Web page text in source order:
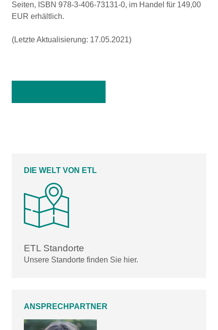
Seiten, ISBN 978-3-406-73131-0, im Handel für 149,00
EUR erhältlich.
(Letzte Aktualisierung: 17.05.2021)
DIE WELT VON ETL
ETL Standorte
Unsere Standorte finden Sie hier.
ANSPRECHPARTNER